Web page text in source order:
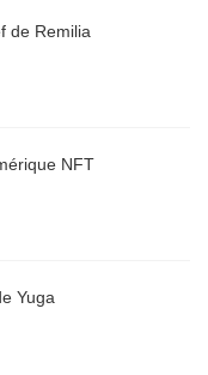
de Remilia
NFT
Yuga